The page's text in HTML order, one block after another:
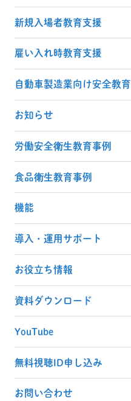
新規入場者教育支援
雇い入れ時教育支援
自動車製造業向け安全教育
お知らせ
労働安全衛生教育事例
食品衛生教育事例
機能
導入・運用サポート
お役立ち情報
資料ダウンロード
YouTube
無料視聴ID申し込み
お問い合わせ